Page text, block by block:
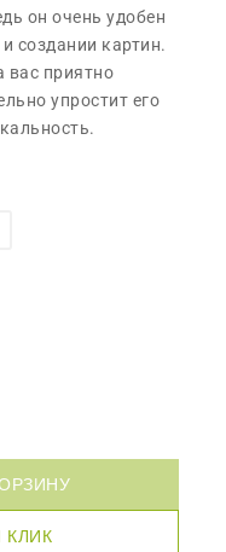
он очень удобен
создании картин.
вас приятно
упростит его
КЛИК